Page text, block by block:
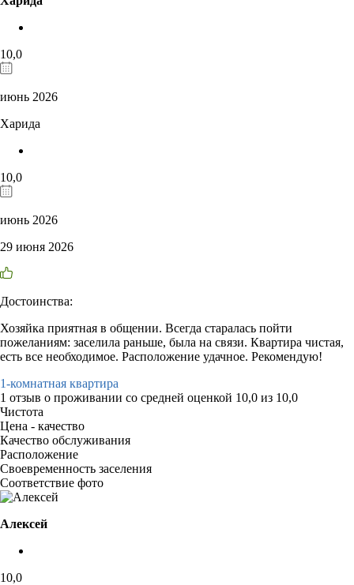
10,0
июнь 2026
Харида
10,0
июнь 2026
29 июня 2026
Достоинства:
Хозяйка приятная в общении. Всегда старалась пойти
пожеланиям: заселила раньше, была на связи. Квартира чистая,
есть все необходимое. Расположение удачное. Рекомендую!
1-комнатная квартира
1 отзыв о проживании со средней оценкой 10,0 из 10,0
Чистота
Цена - качество
Качество обслуживания
Расположение
Своевременность заселения
Соответствие фото
Алексей
10,0